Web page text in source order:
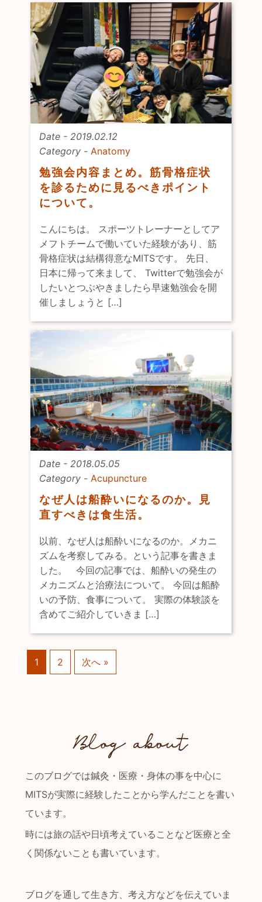
Date - 2019.02.12
Category - Anatomy
勉強会内容まとめ。筋骨格症状
を診るために見るべきポイント
について。
こんにちは。 スポーツトレーナーとしてア
メフトチームで働いていた経験があり、筋
骨格症状は結構得意なMITSです。 先日、
日本に帰って来まして、 Twitterで勉強会が
したいとつぶやきましたら早速勉強会を開
催しましょうと […]
Date - 2018.05.05
Category - Acupuncture
なぜ人は船酔いになるのか。見
直すべきは食生活。
以前、なぜ人は船酔いになるのか。メカニ
ズムを考察してみる。という記事を書きま
した。 今回の記事では、船酔いの発生の
メカニズムと治療法について。 今回は船酔
いの予防、食事について。 実際の体験談を
含めてご紹介していきま […]
1 2 次へ »
このブログでは鍼灸・医療・身体の事を中心に
MITSが実際に経験したことから学んだことを書い
ています。
時には旅の話や日頃考えていることなど医療と全
く関係ないことも書いています。
ブログを通して生き方、考え方などを伝えていま